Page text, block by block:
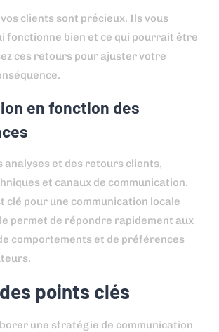
clients sont précieux. Ils vous
fonctionne bien et ce qui pourrait être
ces retours pour ajuster votre
en fonction des
analyses et des retours clients,
et canaux de communication.
clé pour une communication locale
permet de répondre rapidement aux
comportements et de préférences
points clés
une stratégie de communication